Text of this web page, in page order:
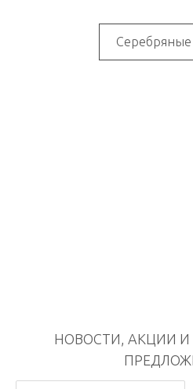
Серебряные
НОВОСТИ, АКЦИИ